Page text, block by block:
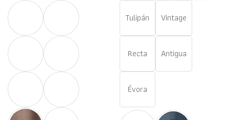
Tulipán Vintage
Recta Antigua
Évora